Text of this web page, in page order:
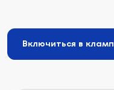
Включиться в кламп